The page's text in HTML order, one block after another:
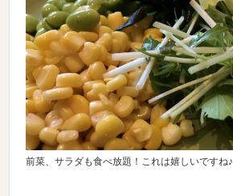
前菜、サラダも食べ放題！これは嬉しいですね♪